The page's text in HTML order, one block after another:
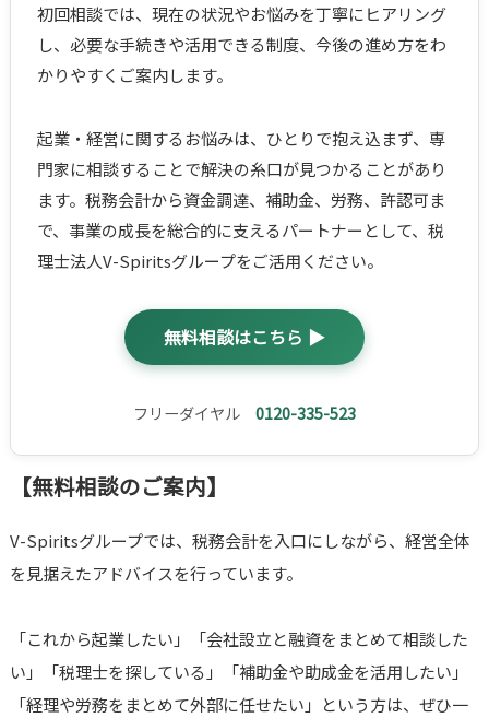
初回相談では、現在の状況やお悩みを丁寧にヒアリング
し、必要な手続きや活用できる制度、今後の進め方をわ
かりやすくご案内します。
起業・経営に関するお悩みは、ひとりで抱え込まず、専
門家に相談することで解決の糸口が見つかることがあり
ます。税務会計から資金調達、補助金、労務、許認可ま
で、事業の成長を総合的に支えるパートナーとして、税
理士法人V-Spiritsグループをご活用ください。
無料相談はこちら ▶
フリーダイヤル 0120-335-523
【無料相談のご案内】
V-Spiritsグループでは、税務会計を入口にしながら、経営全体
を見据えたアドバイスを行っています。
「これから起業したい」「会社設立と融資をまとめて相談した
い」「税理士を探している」「補助金や助成金を活用したい」
「経理や労務をまとめて外部に任せたい」という方は、ぜひ一